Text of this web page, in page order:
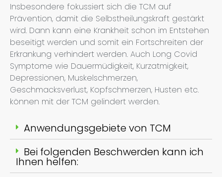
Insbesondere fokussiert sich die TCM auf
Prävention, damit die Selbstheilungskraft gestärkt
wird. Dann kann eine Krankheit schon im Entstehen
beseitigt werden und somit ein Fortschreiten der
Erkrankung verhindert werden. Auch Long Covid
Symptome wie Dauermüdigkeit, Kurzatmigkeit,
Depressionen, Muskelschmerzen,
Geschmacksverlust, Kopfschmerzen, Husten etc.
können mit der TCM gelindert werden.
Anwendungsgebiete von TCM
Bei folgenden Beschwerden kann ich
Ihnen helfen: